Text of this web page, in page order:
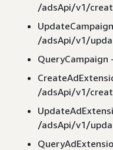
/adsApi/v1/
/adsApi/v1/
/adsApi/v1/
/adsApi/v1/